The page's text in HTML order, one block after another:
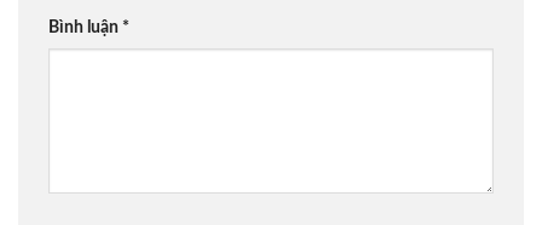
Bình luận *